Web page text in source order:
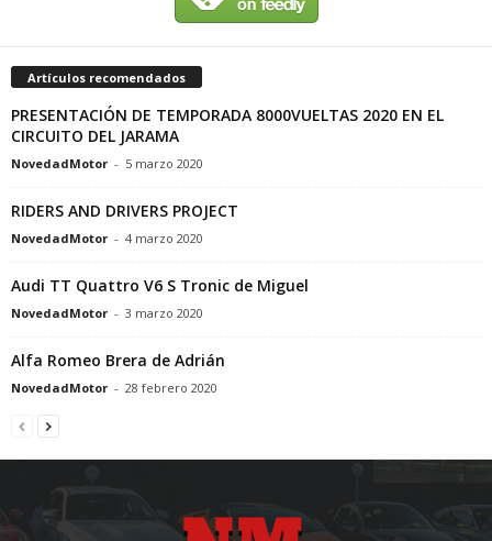
Artículos recomendados
PRESENTACIÓN DE TEMPORADA 8000VUELTAS 2020 EN EL
CIRCUITO DEL JARAMA
NovedadMotor - 5 marzo 2020
RIDERS AND DRIVERS PROJECT
NovedadMotor - 4 marzo 2020
Audi TT Quattro V6 S Tronic de Miguel
NovedadMotor - 3 marzo 2020
Alfa Romeo Brera de Adrián
NovedadMotor - 28 febrero 2020